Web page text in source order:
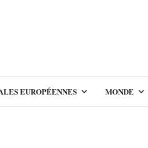
EUROPÉENNES MONDE